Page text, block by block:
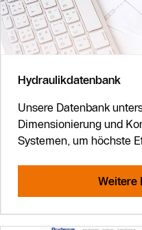
Hydraulikdatenbank
Unsere Datenbank
Dimensionierung und
Systemen, um höchste
Weitere